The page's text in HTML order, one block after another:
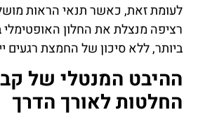
לעומת זאת, כאשר תנאי הראות
רציפה מנצלת את החלון האופטימלי
ביותר, ללא סיכון של החמצת רגעים
ההיבט המנטלי של
החלטות לאורך הדרך